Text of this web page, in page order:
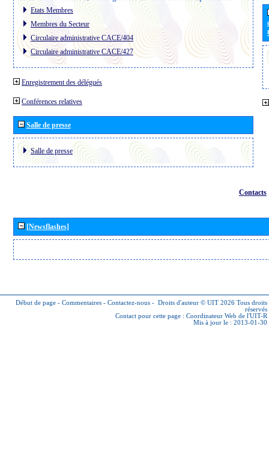
Etats Membres
Membres du Secteur
Circulaire administrative CACE/404
Circulaire administrative CACE/427
Enregistrement des délégués
Conférences relatives
Salle de presse
Salle de presse
Contacts
[Newsflashes]
Début de page - Commentaires - Contactez-nous - Droits d'auteur © UIT 2026 Tous droits
réservés
Contact pour cette page : Coordinateur Web de l'UIT-R
Mis à jour le : 2013-01-30